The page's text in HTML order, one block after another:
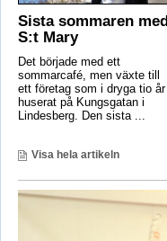
Sista sommaren med
S:t Mary
Det började med ett
sommarcafé, men växte till
ett företag som i dryga tio år
huserat på Kungsgatan i
Lindesberg. Den sista ...
Visa hela artikeln